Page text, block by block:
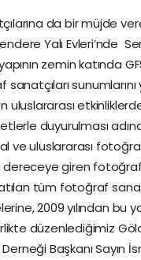
da bir müjde
Yalı Evleri’nde
zemin katında
uluslararası
duyurulması
ve uluslararası
dereceye giren fotoğraf
tüm fotoğraf
2009 yılından bu
düzenlediğimiz
Başkanı Sayın